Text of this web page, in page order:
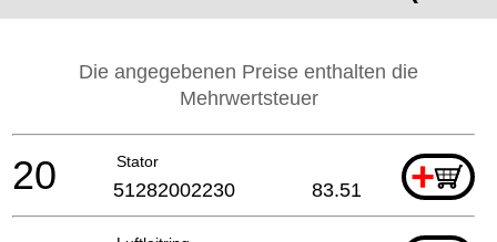
Die angegebenen Preise enthalten die
Mehrwertsteuer
Stator +
20 51282002230 83.51